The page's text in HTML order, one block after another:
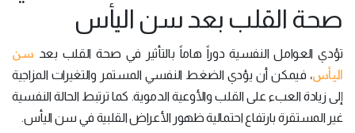
صحة القلب بعد سن اليأس
تؤدي العوامل النفسية دوراً هاماً بالتأثير في صحة القلب بعد سن
اليأس، فيمكن أن يؤدي الضغط النفسي المستمر والتغيرات المزاجية
إلى زيادة العبء على القلب والأوعية الدموية. كما ترتبط الحالة النفسية
غير المستقرة بارتفاع احتمالية ظهور الأعراض القلبية في سن اليأس.